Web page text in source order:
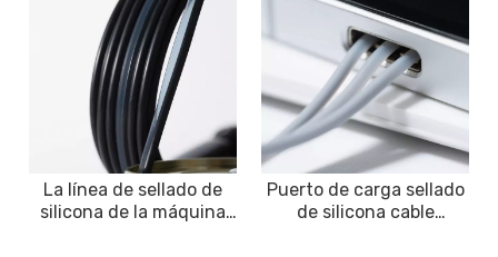
La línea de sellado de
silicona de la máquina
Puerto de carga sellado
de silicona cable